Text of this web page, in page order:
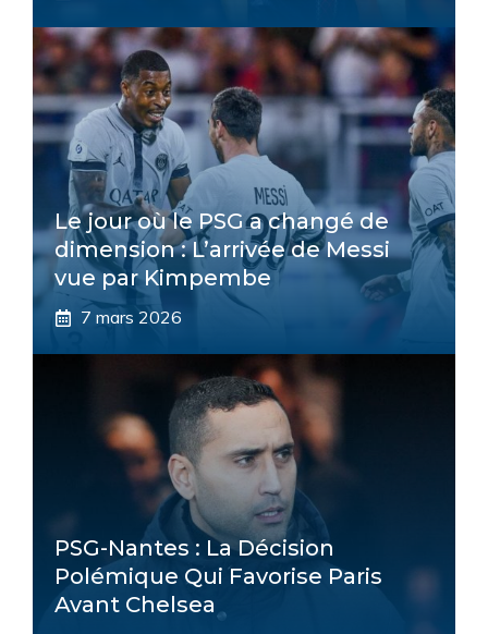
Le jour où le PSG a changé de
dimension : L’arrivée de Messi
vue par Kimpembe
7 mars 2026
PSG-Nantes : La Décision
Polémique Qui Favorise Paris
Avant Chelsea